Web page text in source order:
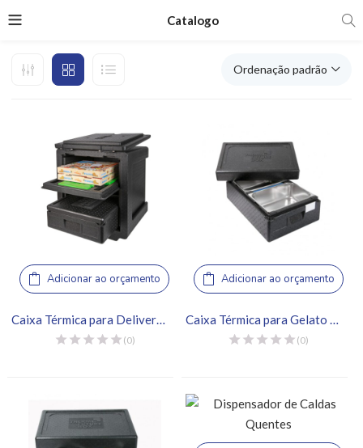
Catalogo
Ordenação padrão
Adicionar ao orçamento
Caixa Térmica para Delivery 85L – Thermo Future Box
(0)
Adicionar ao orçamento
Caixa Térmica para Gelato 2 Cubas – Thermo Future Box
(0)